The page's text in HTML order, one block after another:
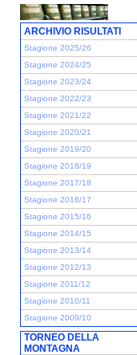
ARCHIVIO RISULTATI
Stagione 2025/26
Stagione 2024/25
Stagione 2023/24
Stagione 2022/23
Stagione 2021/22
Stagione 2020/21
Stagione 2019/20
Stagione 2018/19
Stagione 2017/18
Stagione 2016/17
Stagione 2015/16
Stagione 2014/15
Stagione 2013/14
Stagione 2012/13
Stagione 2011/12
Stagione 2010/11
Stagione 2009/10
TORNEO DELLA
MONTAGNA